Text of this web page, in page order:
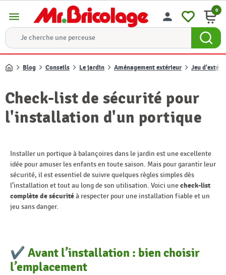
menu person 0
Accueil
Blog Conseils Le jardin Aménagement extérieur Jeu
Check-list de sécurité pour
l'installation d'un portique
Installer un portique à balançoires dans le jardin est une excellente
idée pour amuser les enfants en toute saison. Mais pour garantir leur
sécurité, il est essentiel de suivre quelques règles simples dès
l’installation et tout au long de son utilisation. Voici unecheck-list
complète de sécuritéà respecter pour une installation fiable et un
jeu sans danger.
✔ Avant l’installation : bien choisir
l’emplacement